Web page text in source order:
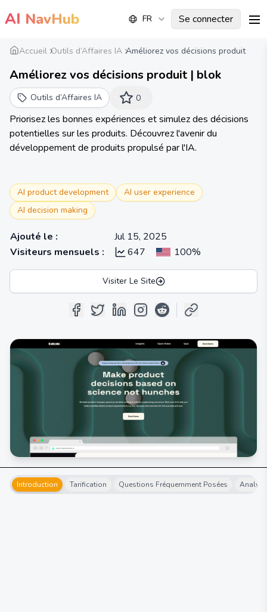
AI NavHub FR Se connecter
Accueil Outils d’Affaires IA Améliorez vos décisions produit
Améliorez vos décisions produit | blok
Outils d’Affaires IA 0
Priorisez les bonnes expériences et simulez des décisions
potentielles sur les produits. Découvrez l'avenir du
développement de produits propulsé par l'IA.
AI product development
AI user experience
AI decision making
Ajouté le :
Jul 15, 2025
Visiteurs mensuels : 647 100%
Visiter Le Site
Introduction Tarification Questions Fréquemment Posées